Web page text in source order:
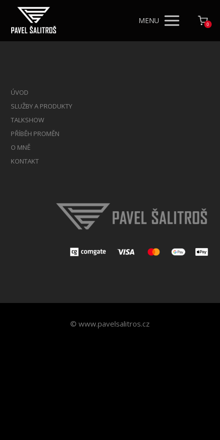
MENU 0
ÚVOD
SLUŽBY A PRODUKTY
TALKSHOW
PŘÍBĚH PROMĚN
O MNĚ
KONTAKT
© www.pavelsalitros.cz